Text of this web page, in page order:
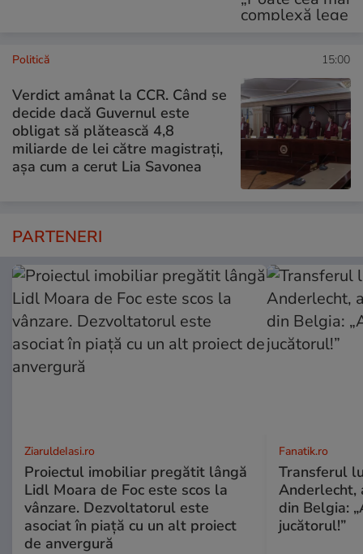
Politică 15:00
Verdict amânat la CCR. Când se
decide dacă Guvernul este
obligat să plătească 4,8
miliarde de lei către magistrați,
așa cum a cerut Lia Savonea
PARTENERI
ZiaruldeIasi.ro
Proiectul imobiliar pregătit lângă
Lidl Moara de Foc este scos la
vânzare. Dezvoltatorul este
asociat în piață cu un alt proiect
de anvergură
Fanatik.ro
Transferul
Anderlecht,
din Belgia:
jucătorul!”